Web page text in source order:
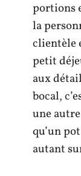
portions
la
clientèle
petit
aux
bocal,
une
qu’un
autant